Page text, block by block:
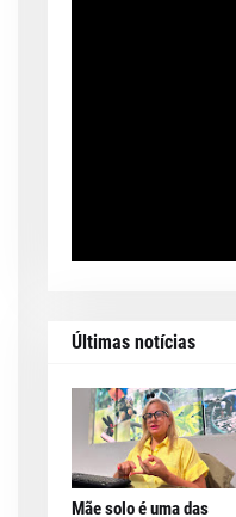
Últimas notícias
Mãe solo é uma das